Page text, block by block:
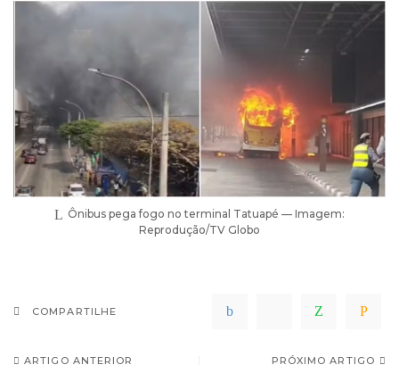
Ônibus pega fogo no terminal Tatuapé — Imagem:
Reprodução/TV Globo
COMPARTILHE
ARTIGO ANTERIOR PRÓXIMO ARTIGO